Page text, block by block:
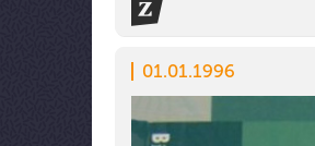
01.01.1996